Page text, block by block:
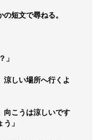
短文で尋ねる。
涼しい場所へ行くよ
向こうは涼しいです
」